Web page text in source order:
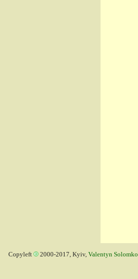
Copyleft 2000-2017, Kyiv, Valentyn Solomko